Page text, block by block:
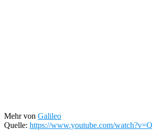
Mehr von Galileo
Quelle: https://www.youtube.com/